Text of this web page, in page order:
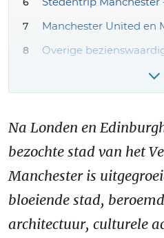
Manchester United en
Overige
Shoppen in Manchester
Meer Manchester
Na Londen en
bezochte stad van het
Manchester is
bloeiende stad,
architectuur, culturele